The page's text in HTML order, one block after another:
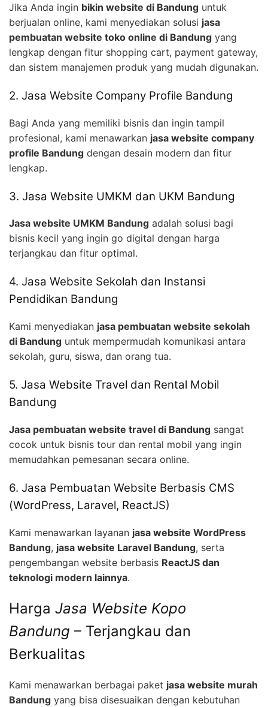
Jika Anda ingin bikin website di Bandung untuk
berjualan online, kami menyediakan solusi jasa
pembuatan website toko online di Bandung yang
lengkap dengan fitur shopping cart, payment gateway,
dan sistem manajemen produk yang mudah digunakan.
2. Jasa Website Company Profile Bandung
Bagi Anda yang memiliki bisnis dan ingin tampil
profesional, kami menawarkan jasa website company
profile Bandung dengan desain modern dan fitur
lengkap.
3. Jasa Website UMKM dan UKM Bandung
Jasa website UMKM Bandung adalah solusi bagi
bisnis kecil yang ingin go digital dengan harga
terjangkau dan fitur optimal.
4. Jasa Website Sekolah dan Instansi
Pendidikan Bandung
Kami menyediakan jasa pembuatan website sekolah
di Bandung untuk mempermudah komunikasi antara
sekolah, guru, siswa, dan orang tua.
5. Jasa Website Travel dan Rental Mobil
Bandung
Jasa pembuatan website travel di Bandung sangat
cocok untuk bisnis tour dan rental mobil yang ingin
memudahkan pemesanan secara online.
6. Jasa Pembuatan Website Berbasis CMS
(WordPress, Laravel, ReactJS)
Kami menawarkan layanan jasa website WordPress
Bandung, jasa website Laravel Bandung, serta
pengembangan website berbasis ReactJS dan
teknologi modern lainnya.
Harga Jasa Website Kopo
Bandung – Terjangkau dan
Berkualitas
Kami menawarkan berbagai paket jasa website murah
Bandung yang bisa disesuaikan dengan kebutuhan